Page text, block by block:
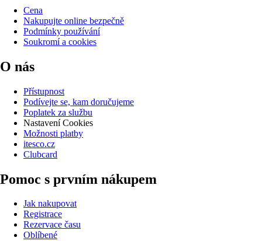
Cena
Nakupujte online bezpečně
Podmínky používání
Soukromí a cookies
O nás
Přístupnost
Podívejte se, kam doručujeme
Poplatek za službu
Nastavení Cookies
Možnosti platby
itesco.cz
Clubcard
Pomoc s prvním nákupem
Jak nakupovat
Registrace
Rezervace času
Oblíbené